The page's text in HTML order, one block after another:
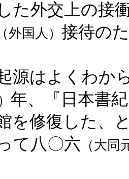
た外交上の接
（外国人） 接待の
源はよくわか
年、『日本書
を修復した、
て八〇六 （大同